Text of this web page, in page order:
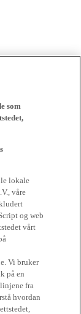
som
lokale
våre
og web
vårt
Vi bruker
på en
fra
hvordan